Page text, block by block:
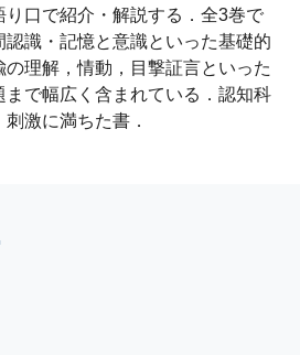
り口で紹介・解説する．全3巻で
識・記憶と意識といった基礎的
理解，情動，目撃証言といった
で幅広く含まれている．認知科
激に満ちた書．